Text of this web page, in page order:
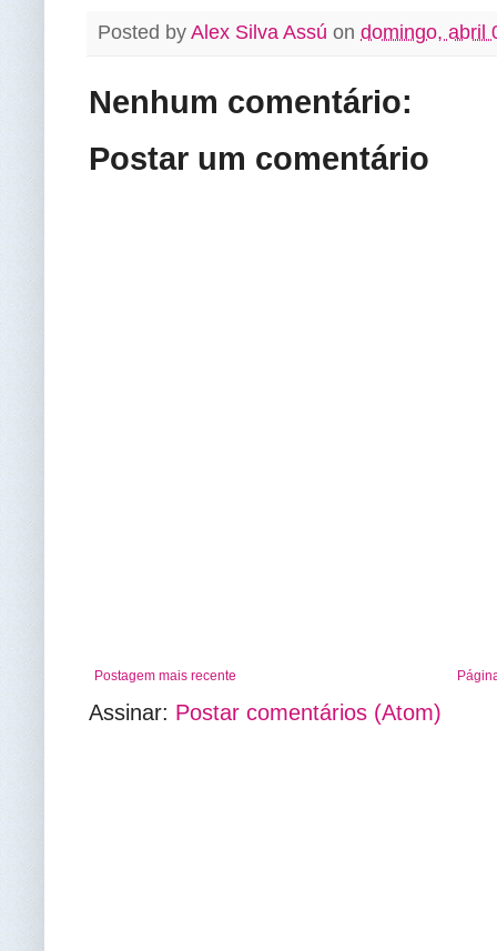
Posted by Alex Silva Assú on domingo, abril
Nenhum comentário:
Postar um comentário
Postagem mais recente
Assinar: Postar comentários (Atom)